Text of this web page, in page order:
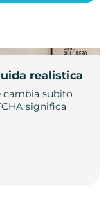
realistica
cambia subito
significa